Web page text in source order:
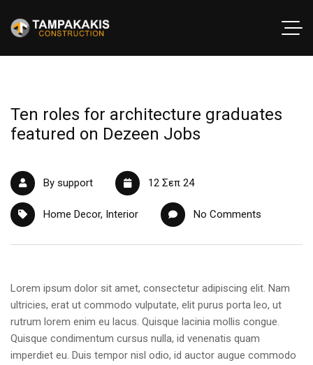
Ten roles for architecture graduates
featured on Dezeen Jobs
By support 12 Σεπ 24
Home Decor, Interior No Comments
Lorem ipsum dolor sit amet, consectetur adipiscing elit. Nam
ultricies, erat ut commodo vulputate, elit purus porta leo, ut
rutrum lorem enim eu lacus. Quisque lacinia mollis congue.
Quisque condimentum cursus nulla, id venenatis quam
imperdiet eu. Duis tempor nisl odio, id auctor augue commodo